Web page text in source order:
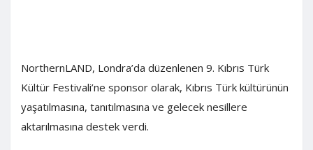
NorthernLAND, Londra’da düzenlenen 9. Kıbrıs Türk
Kültür Festivali’ne sponsor olarak, Kıbrıs Türk kültürünün
yaşatılmasına, tanıtılmasına ve gelecek nesillere
aktarılmasına destek verdi.